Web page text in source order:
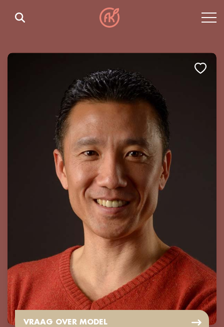
VRAAG OVER MODEL